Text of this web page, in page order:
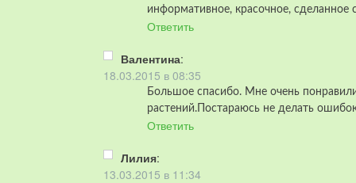
информативное, красочное,
Ответить
Валентина:
18.03.2015 в 08:35
Большое спасибо. Мне очень
растений.Постараюсь не делать
Ответить
Лилия:
13.03.2015 в 11:34